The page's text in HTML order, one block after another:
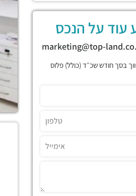
עוד על הנכס
בסך חודש שכ״ד (כולל) פלוס